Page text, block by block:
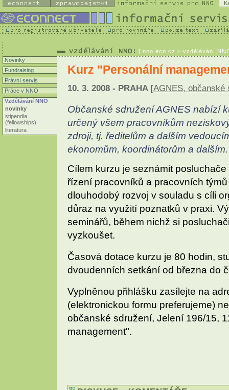
[ nno.ecn.cz > vzdělávání
Novinky
Fundraising
Právní servis
Práce v NNO
Vzdělávání NNO
novinky
stipendia
(fellowships)
literatura
Kurz "Personální
10. 3. 2008 - PRAHA [AGNES, občanské
Občanské sdružení AGNES nabízí
určený všem pracovníkům
zdroji, tj. ředitelům a dalším
ekonomům, koordinátorům a dalším.
Cílem kurzu je seznámit
řízení pracovníků a pracovních
dlouhodobý rozvoj v souladu s cíli
důraz na využití poznatků v praxi.
seminářů, během nichž si
vyzkoušet.
Časová dotace kurzu je 80 hodin,
dvoudenních setkání od března do
Vyplněnou přihlášku zasílejte na
(elektronickou formu preferujeme)
občanské sdružení, Jelení 196/15,
management".